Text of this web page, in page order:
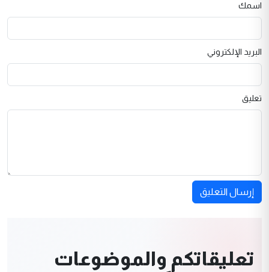
اسمك
البريد الإلكتروني
تعليق
إرسال التعليق
تعليقاتكم والموضوعات